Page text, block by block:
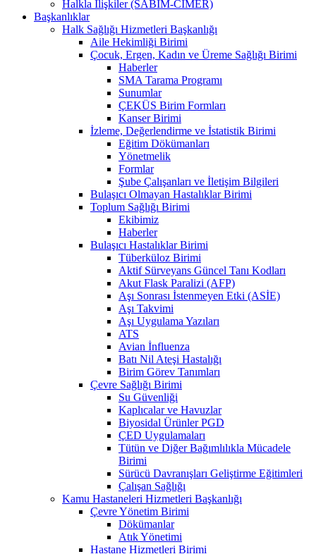
Halkla İlişkiler (SABİM-CİMER)
Başkanlıklar
Halk Sağlığı Hizmetleri Başkanlığı
Aile Hekimliği Birimi
Çocuk, Ergen, Kadın ve Üreme Sağlığı Birimi
Haberler
SMA Tarama Programı
Sunumlar
ÇEKÜS Birim Formları
Kanser Birimi
İzleme, Değerlendirme ve İstatistik Birimi
Eğitim Dökümanları
Yönetmelik
Formlar
Şube Çalışanları ve İletişim Bilgileri
Bulaşıcı Olmayan Hastalıklar Birimi
Toplum Sağlığı Birimi
Ekibimiz
Haberler
Bulaşıcı Hastalıklar Birimi
Tüberküloz Birimi
Aktif Sürveyans Güncel Tanı Kodları
Akut Flask Paralizi (AFP)
Aşı Sonrası İstenmeyen Etki (ASİE)
Aşı Takvimi
Aşı Uygulama Yazıları
ATS
Avian İnfluenza
Batı Nil Ateşi Hastalığı
Birim Görev Tanımları
Çevre Sağlığı Birimi
Su Güvenliği
Kaplıcalar ve Havuzlar
Biyosidal Ürünler PGD
ÇED Uygulamaları
Tütün ve Diğer Bağımlılıkla Mücadele
Birimi
Sürücü Davranışları Geliştirme Eğitimleri
Çalışan Sağlığı
Kamu Hastaneleri Hizmetleri Başkanlığı
Çevre Yönetim Birimi
Dökümanlar
Atık Yönetimi
Hastane Hizmetleri Birimi